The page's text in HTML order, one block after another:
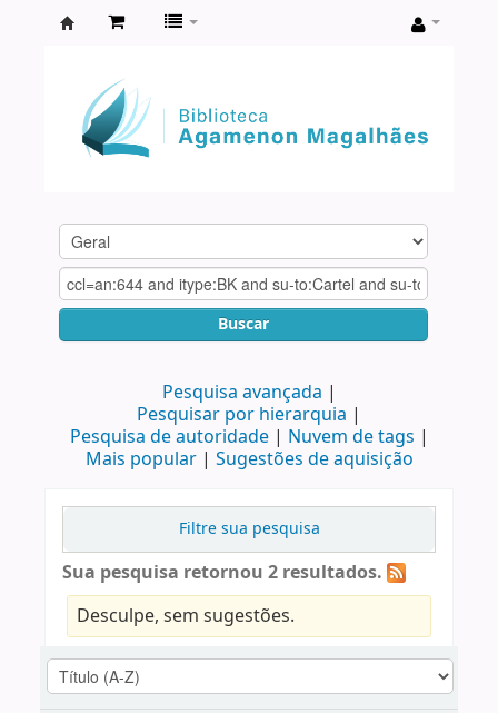
Agamenon
Magalhães
Buscar
Pesquisa avançada
Pesquisar por hierarquia
Pesquisa de autoridade
Nuvem de tags
Mais popular
Sugestões de aquisição
Filtre sua pesquisa
Sua pesquisa retornou 2 resultados.
Desculpe, sem sugestões.